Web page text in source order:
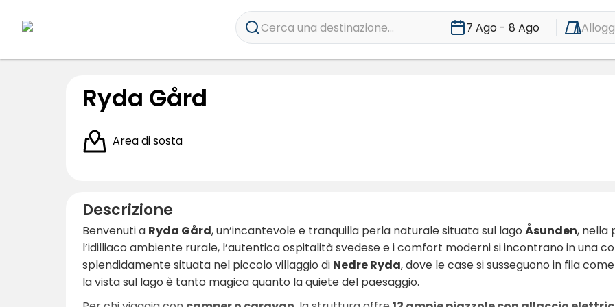
Cerca una destinazione... 7 Ago - 8 Ago
Ryda Gård
Area di sosta
Descrizione
Benvenuti a Ryda Gård, un’incantevole e tranquilla perla naturale situata sul lago Åsunden, nella
l’idilliaco ambiente rurale, l’autentica ospitalità svedese e i comfort moderni si incontrano in una
splendidamente situata nel piccolo villaggio di Nedre Ryda, dove le case si susseguono in fila
la vista sul lago è tanto magica quanto la quiete del paesaggio.